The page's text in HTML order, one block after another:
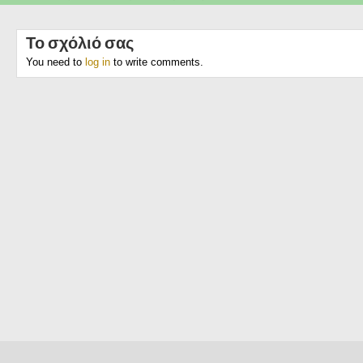
Το σχόλιό σας
You need to log in to write comments.